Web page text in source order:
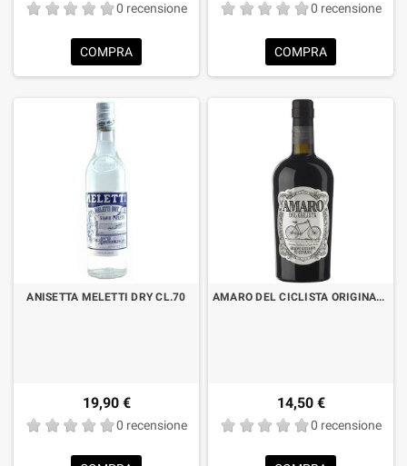
0 recensione
COMPRA
0 recensione
COMPRA
ANISETTA MELETTI DRY CL.70
19,90 €
0 recensione
AMARO DEL CICLISTA ORIGINALE CL.70
14,50 €
0 recensione